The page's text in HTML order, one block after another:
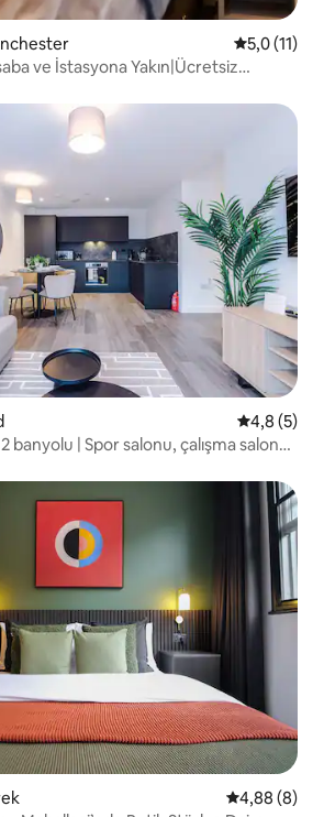
55,0 (11)
ve İstasyona Yakın|Ücretsiz
54,8 (5)
banyolu | Spor salonu, çalışma salonu
5 üzerinden
4,88 (8)